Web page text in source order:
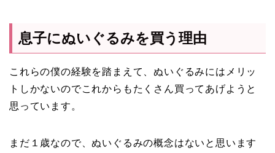
息子にぬいぐるみを買う理由
これらの僕の経験を踏まえて、ぬいぐるみにはメリッ
トしかないのでこれからもたくさん買ってあげようと
思っています。
まだ１歳なので、ぬいぐるみの概念はないと思います